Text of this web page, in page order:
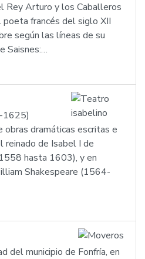
Rey Arturo y los Caballeros
francés del siglo XII
según las líneas de su
Saisnes:…
1625)
obras dramáticas escritas e
de Isabel I de
hasta 1603), y en
Shakespeare (1564-
del municipio de Fonfría, en